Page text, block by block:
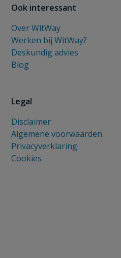
Ook interessant
Over WitWay
Werken bij WitWay?
Deskundig advies
Blog
Legal
Disclaimer
Algemene voorwaarden
Privacyverklaring
Cookies